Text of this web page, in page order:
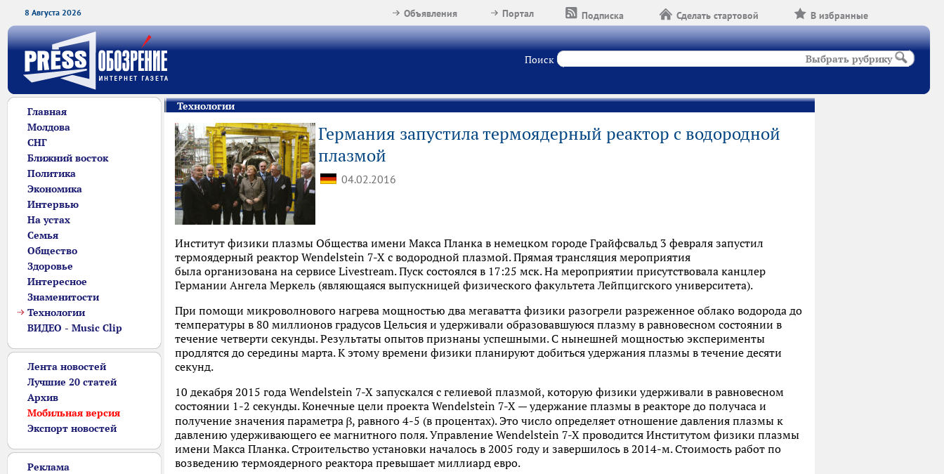
8 Августа 2026 В избранные
Сделать стартовой
Подписка
Портал
Объявления
Поиск Выбрать рубрику
Главная
Молдова
СНГ
Ближний восток
Политика
Экономика
Интервью
На устах
Семья
Общество
Здоровье
Интересное
Знаменитости
Технологии
ВИДЕО - Music Clip
Лента новостей
Лучшие 20 статей
Архив
Мобильная версия
Экспорт новостей
Реклама
Технологии
Германия запустила термоядерный реактор с водородной
плазмой
04.02.2016
Институт физики плазмы Общества имени Макса Планка в немецком городе Грайфсвальд 3 февраля запустил
термоядерный реактор Wendelstein 7-X с водородной плазмой. Прямая трансляция мероприятия
была организована на сервисе Livestream. Пуск состоялся в 17:25 мск. На мероприятии присутствовала канцлер
Германии Ангела Меркель (являющаяся выпускницей физического факультета Лейпцигского университета).
При помощи микроволнового нагрева мощностью два мегаватта физики разогрели разреженное облако водорода до
температуры в 80 миллионов градусов Цельсия и удерживали образовавшуюся плазму в равновесном состоянии в
течение четверти секунды. Результаты опытов признаны успешными. С нынешней мощностью эксперименты
продлятся до середины марта. К этому времени физики планируют добиться удержания плазмы в течение десяти
секунд.
10 декабря 2015 года Wendelstein 7-X запускался с гелиевой плазмой, которую физики удерживали в равновесном
состоянии 1-2 секунды. Конечные цели проекта Wendelstein 7-X — удержание плазмы в реакторе до получаса и
получение значения параметра β, равного 4-5 (в процентах). Это число определяет отношение давления плазмы к
давлению удерживающего ее магнитного поля. Управление Wendelstein 7-X проводится Институтом физики плазмы
имени Макса Планка. Строительство установки началось в 2005 году и завершилось в 2014-м. Стоимость работ по
возведению термоядерного реактора превышает миллиард евро.